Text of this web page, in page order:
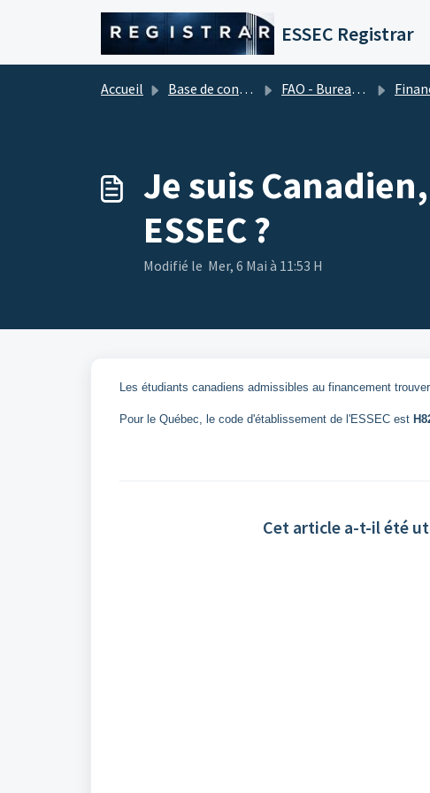
Passer au contenu principal
ESSEC Registrar
Accueil Base de connaissances FAO - Bureau d'aide financière (Frais de scolarité) Financial Aid
Je suis
ESSEC ?
Modifié le Mer, 6 Mai à 11:53 H
Les étudiants canadiens admissibles au financement
Pour le Québec, le code d'établissement de l'ESSEC est
Cet article a-t-il été